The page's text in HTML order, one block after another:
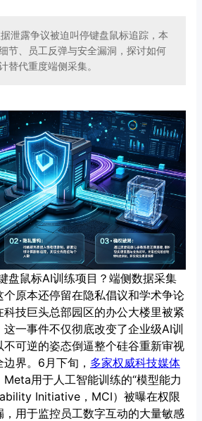
泄露争议被迫叫停键盘鼠标追踪，本
节、员工反弹与安全漏洞，探讨如何
替代重度端侧采集。
盘鼠标AI训练项目？端侧数据采集
原本还停留在隐私倡议和学术争论
科技巨头总部园区的办公大楼里被紧
一事件不仅彻底改变了企业级AI训
可逆的姿态倒逼整个硅谷重新审视
界。6月下旬， 多家权威科技媒体
Meta用于人工智能训练的“模型能力
Initiative，MCI）被曝在权限
用于监控员工数字互动的大量敏感